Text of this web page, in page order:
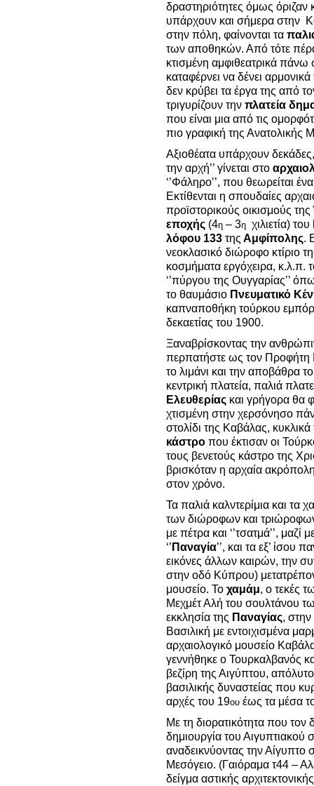
δραστηριότητες όμως όριζαν
υπάρχουν και σήμερα στην
στην πόλη, φαίνονται τα
των αποθηκών. Από τότε
κτισμένη αμφιθεατρικά
καταφέρνει να δένει
δεν κρύβει τα έργα της από
τριγυρίζουν την πλατεία
που είναι μια από τις
πιο γραφική της Ανατολικής
Αξιοθέατα υπάρχουν
την αρχή’’ γίνεται στο
‘’Φάληρο’’, που θεωρείται
Εκτίθενται η σπουδαίες
προϊστορικούς οικισμούς
εποχής (4η – 3η χιλιετία) του
λόφου 133 της Αμφίπολης.
νεοκλασικό διώροφο κτίριο
κοσμήματα εργόχειρα, κ.λ.π.
‘’πύργου της Ουγγαρίας’’
το θαυμάσιο Πνευματικό
καπναποθήκη τούρκου
δεκαετίας του 1900.
Ξαναβρίσκοντας την
περπατήστε ως τον Προφήτη
το λιμάνι και την αποβάθρα
κεντρική πλατεία, παλιά
Ελευθερίας και γρήγορα θα
χτισμένη στην χερσόνησο
στολίδι της Καβάλας,
κάστρο που έκτισαν οι
τους βενετούς κάστρο της
βρισκόταν η αρχαία
στον χρόνο.
Τα παλιά καλντερίμια και τα
των διώροφων και
με πέτρα και ‘’τσατμά’’,
‘’ Παναγία’’, και τα εξ’ ίσου
εικόνες άλλων καιρών, την
στην οδό Κύπρου)
μουσείο. Το χαμάμ, ο τεκές
Μεχμέτ Αλή του σουλτάνου
εκκλησία της Παναγίας, στην
Βασιλική με εντοιχισμένα
αρχαιολογικό μουσείο
γεννήθηκε ο Τουρκαλβανός
βεζίρη της Αιγύπτου,
βασιλικής δυναστείας που
αρχές του 19ου έως τα μέσα
Με τη διορατικότητα που τον
δημιουργία του Αιγυπτιακού
αναδεικνύοντας την Αίγυπτο
Μεσόγειο. (Γαιόραμα τ44 –
δείγμα αστικής